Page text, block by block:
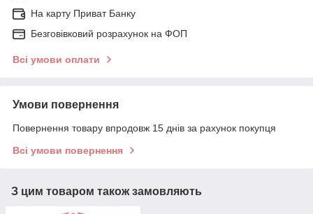
На карту Приват Банку
Безговівковий розрахунок на ФОП
Всі умови оплати
Умови повернення
Повернення товару впродовж 15 днів за рахунок покупця
Всі умови повернення
З цим товаром також замовляють